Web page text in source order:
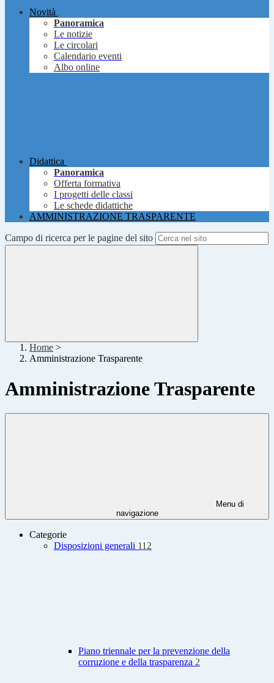
Novità
Panoramica
Le notizie
Le circolari
Calendario eventi
Albo online
Didattica
Panoramica
Offerta formativa
I progetti delle classi
Le schede didattiche
AMMINISTRAZIONE TRASPARENTE
Campo di ricerca per le pagine del sito
Home >
Amministrazione Trasparente
Amministrazione Trasparente
Menu di
navigazione
Categorie
Disposizioni generali 112
Piano triennale per la prevenzione della
corruzione e della trasparenza 2